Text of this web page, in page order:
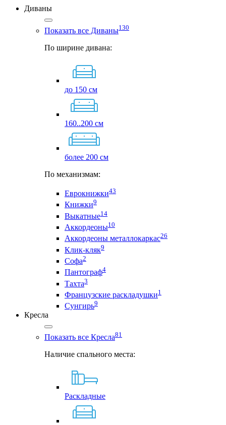
Диваны
Показать все Диваны130
По ширине дивана:
до 150 см
160..200 см
более 200 см
По механизмам:
Еврокнижки43
Книжки9
Выкатные14
Аккордеоны10
Аккордеоны металлокаркас26
Клик-кляк9
Софа2
Пантограф4
Тахта3
Французские раскладушки1
Сунгирь9
Кресла
Показать все Кресла81
Наличие спального места:
Раскладные